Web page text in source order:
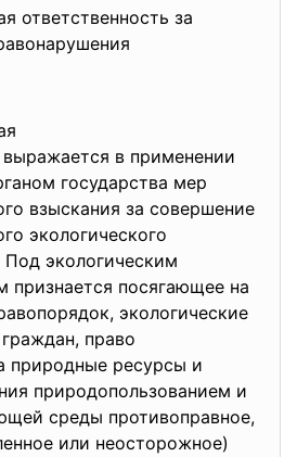
ответственность за
выражается в применении
государства мер
взыскания за совершение
экологического
экологическим
признается посягающее на
экологические
право
природные ресурсы и
природопользованием и
среды противоправное,
или неосторожное)